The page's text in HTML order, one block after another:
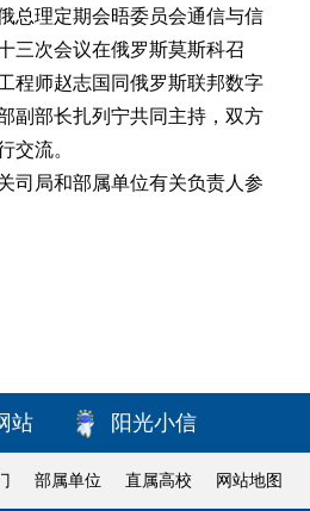
总理定期会晤委员会通信与信
三次会议在俄罗斯莫斯科召
程师赵志国同俄罗斯联邦数字
副部长扎列宁共同主持，双方
交流。
司局和部属单位有关负责人参
站 阳光小信
部属单位 直属高校 网站地图